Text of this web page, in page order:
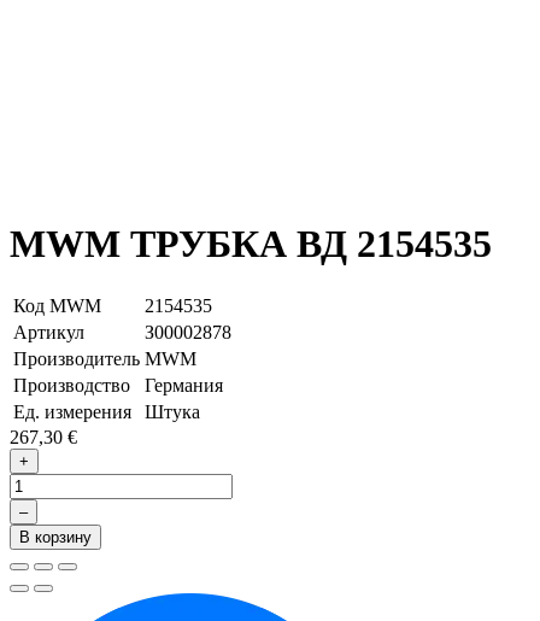
MWM ТРУБКА ВД 2154535
Код MWM
2154535
Артикул
З00002878
Производитель MWM
Производство
Германия
Ед. измерения
Штука
267,30 €
+
–
В корзину